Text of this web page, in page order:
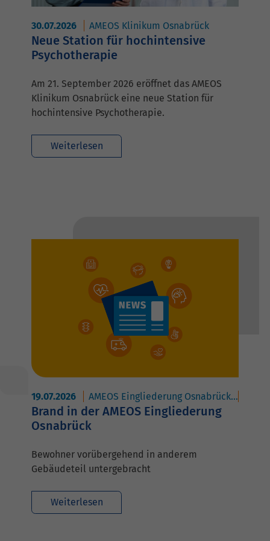
30.07.2026 AMEOS Klinikum Osnabrück
Neue Station für hochintensive
Psychotherapie
Am 21. September 2026 eröffnet das AMEOS
Klinikum Osnabrück eine neue Station für
hochintensive Psychotherapie.
Weiterlesen
19.07.2026 AMEOS Eingliederung Osnabrück
Brand in der AMEOS Eingliederung
Osnabrück
Bewohner vorübergehend in anderem
Gebäudeteil untergebracht
Weiterlesen